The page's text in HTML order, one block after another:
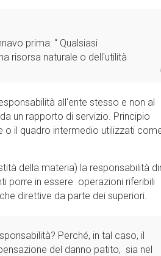
prima: “ Qualsiasi
risorsa naturale o dell'utilità
all'ente stesso e non al
un rapporto di servizio. Principio
il quadro intermedio utilizzati
della materia) la responsabilità
porre in essere operazioni riferibili
direttive da parte dei superiori.
Perché, in tal caso, il
del danno patito, sia nel